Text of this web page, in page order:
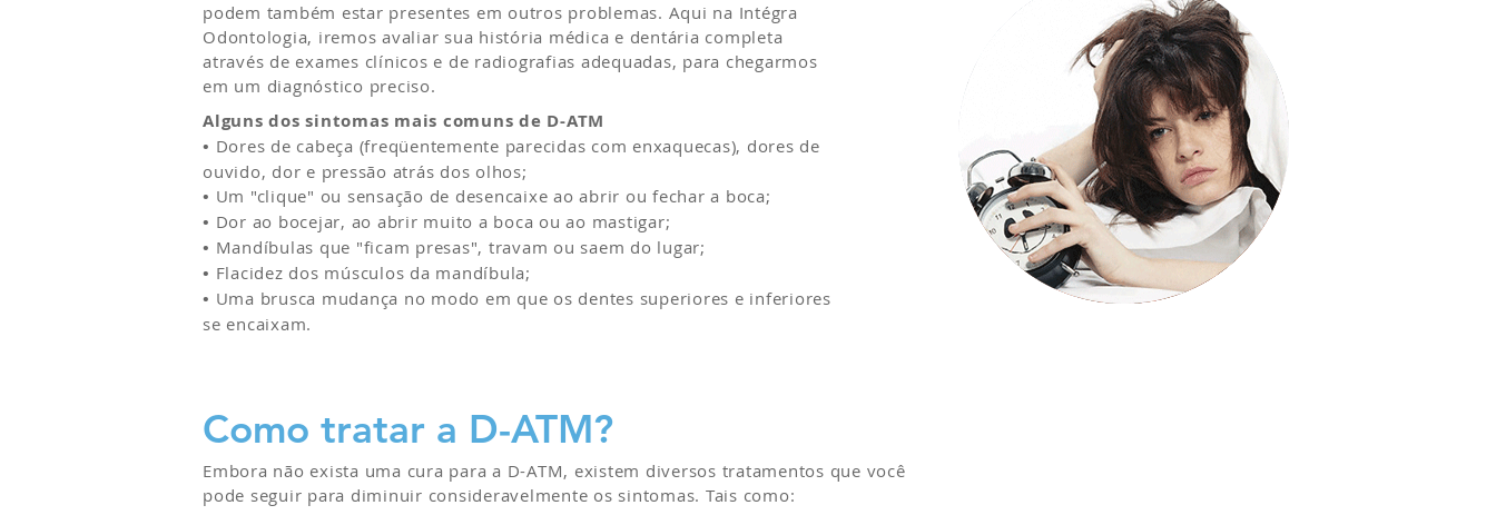
Alguns dos sintomas mais comuns de D-ATM
• Dores de cabeça (freqüentemente parecidas com enxaquecas), dores de
ouvido, dor e pressão atrás dos olhos;
• Um "clique" ou sensação de desencaixe ao abrir ou fechar a boca;
• Dor ao bocejar, ao abrir muito a boca ou ao mastigar;
• Mandíbulas que "ficam presas", travam ou saem do lugar;
• Flacidez dos músculos da mandíbula;
• Uma brusca mudança no modo em que os dentes superiores e inferiores
se encaixam.
podem também estar presentes em outros problemas. Aqui na Intégra
Odontologia, iremos avaliar sua história médica e dentária completa
através de exames clínicos e de radiografias adequadas, para chegarmos
em um diagnóstico preciso.
Como tratar a D-ATM?
Embora não exista uma cura para a D-ATM, existem diversos tratamentos que você
pode seguir para diminuir consideravelmente os sintomas. Tais como: